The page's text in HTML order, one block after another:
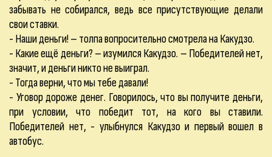
забывать не собирался, ведь все присутствующие делали
свои ставки.
- Наши деньги! – толпа вопросительно смотрела на Какудзо.
- Какие ещё деньги? – изумился Какудзо. – Победителей нет,
значит, и деньги никто не выиграл.
- Тогда верни, что мы тебе давали!
- Уговор дороже денег. Говорилось, что вы получите деньги,
при условии, что победит тот, на кого вы ставили.
Победителей нет, - улыбнулся Какудзо и первый вошел в
автобус.